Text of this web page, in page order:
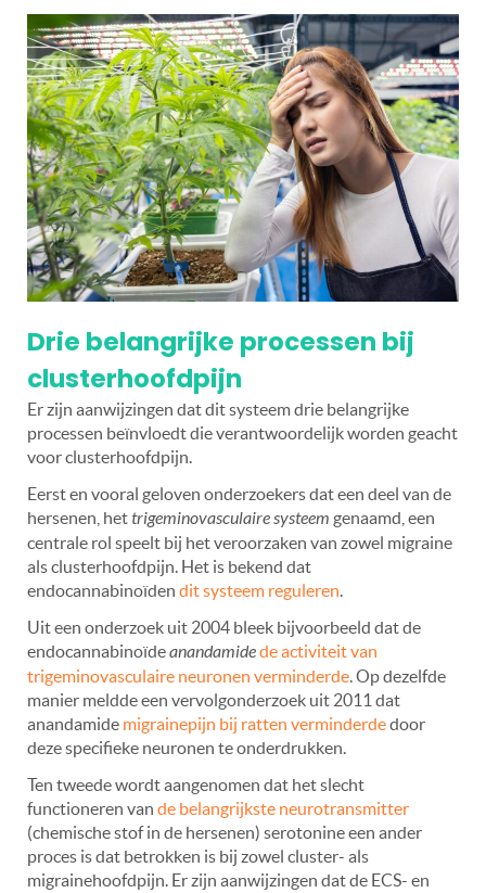
Drie belangrijke processen bij
clusterhoofdpijn
Er zijn aanwijzingen dat dit systeem drie belangrijke
processen beïnvloedt die verantwoordelijk worden geacht
voor clusterhoofdpijn.
Eerst en vooral geloven onderzoekers dat een deel van de
hersenen, hettrigeminovasculaire systeem genaamd, een
centrale rol speelt bij het veroorzaken van zowel migraine
als clusterhoofdpijn. Het is bekend dat
endocannabinoïden dit systeem reguleren.
Uit een onderzoek uit 2004 bleek bijvoorbeeld dat de
endocannabinoïdeanandamidede activiteit van
trigeminovasculaire neuronen verminderde. Op dezelfde
manier meldde een vervolgonderzoek uit 2011 dat
anandamide migrainepijn bij ratten verminderdedoor
deze specifieke neuronen te onderdrukken.
Ten tweede wordt aangenomen dat het slecht
functioneren van de belangrijkste neurotransmitter
(chemische stof in de hersenen) serotonine een ander
proces is dat betrokken is bij zowel cluster- als
migrainehoofdpijn. Er zijn aanwijzingen dat de ECS- en